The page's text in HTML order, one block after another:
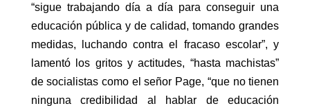
“sigue trabajando día a día para conseguir una
educación pública y de calidad, tomando grandes
medidas, luchando contra el fracaso escolar”, y
lamentó los gritos y actitudes, “hasta machistas”
de socialistas como el señor Page, “que no tienen
ninguna credibilidad al hablar de educación